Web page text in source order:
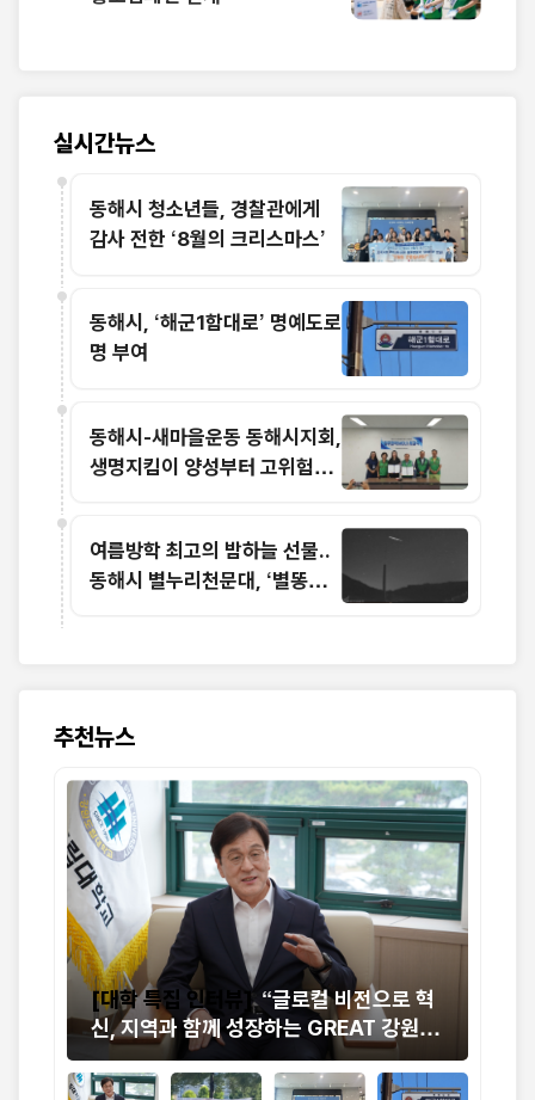
실시간뉴스
동해시 청소년들, 경찰관에게
감사 전한 ‘8월의 크리스마스’
동해시, ‘해군1함대로’ 명예도로
명 부여
동해시-새마을운동 동해시지회,
생명지킴이 양성부터 고위험군
여름방학 최고의 밤하늘 선물..
동해시 별누리천문대, ‘별똥별
추천뉴스
[대학 특집 인터뷰] “글로컬 비전으로 혁
신, 지역과 함께 성장하는 GREAT 강원도
립대학교”